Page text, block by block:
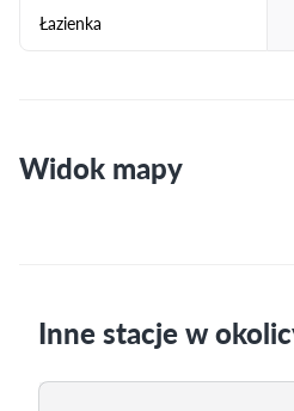
Łazienka
Widok mapy
Inne stacje w